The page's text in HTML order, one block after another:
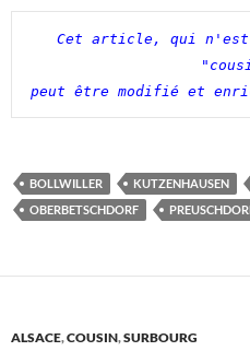
Cet article, qui
peut être modifié et
BOLLWILLER KUTZENHAUSEN
OBERBETSCHDORF
ALSACE,COUSIN,SURBOURG